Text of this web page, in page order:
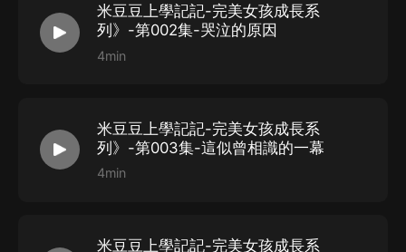
米豆豆上學記記-完美女孩成長系
列》-第002集-哭泣的原因
4min
米豆豆上學記記-完美女孩成長系
列》-第003集-這似曾相識的一幕
4min
米豆豆上學記記-完美女孩成長系